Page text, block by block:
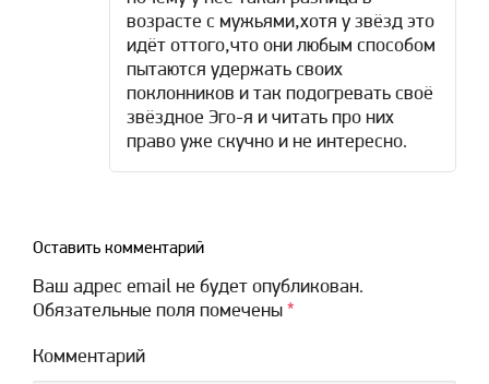
возрасте с мужьями,хотя у звёзд это
идёт оттого,что они любым способом
пытаются удержать своих
поклонников и так подогревать своё
звёздное Эго-я и читать про них
право уже скучно и не интересно.
Оставить комментарий
Ваш адрес email не будет опубликован.
Обязательные поля помечены *
Комментарий